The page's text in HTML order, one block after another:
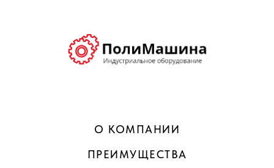
О КОМПАНИИ
ПРЕИМУЩЕСТВА